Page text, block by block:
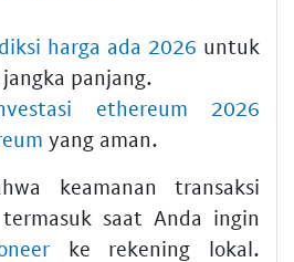
harga ada 2026 untuk
panjang.
ethereum 2026
yang aman.
keamanan transaksi
saat Anda ingin
ke rekening lokal.